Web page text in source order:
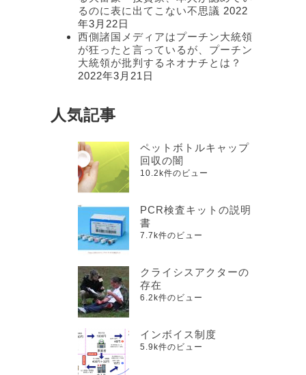
るのに表に出てこない不思議 2022
年3月22日
西側諸国メディアはプーチン大統領
が狂ったと言っているが、プーチン
大統領が批判するネオナチとは？
2022年3月21日
人気記事
ペットボトルキャップ
回収の闇
10.2k件のビュー
PCR検査キットの説明
書
7.7k件のビュー
クライシスアクターの
存在
6.2k件のビュー
インボイス制度
5.9k件のビュー